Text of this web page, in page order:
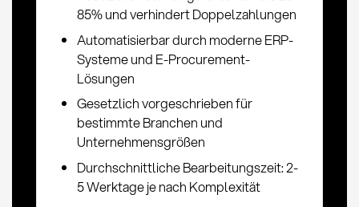
85% und verhindert Doppelzahlungen
Automatisierbar durch moderne ERP-
Systeme und E-Procurement-
Lösungen
Gesetzlich vorgeschrieben für
bestimmte Branchen und
Unternehmensgrößen
Durchschnittliche Bearbeitungszeit: 2-
5 Werktage je nach Komplexität